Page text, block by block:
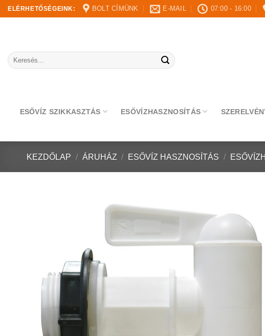
Skip
to
ELÉRHETŐSÉGEINK: BOLT CÍMÜNK E-MAIL 07:00 - 16:00
Keresés
a
ESŐVÍZ SZIKKASZTÁS ESŐVÍZHASZNOSÍTÁS
KEZDŐLAP / ÁRUHÁZ / ESŐVÍZ HASZNOSÍTÁS /